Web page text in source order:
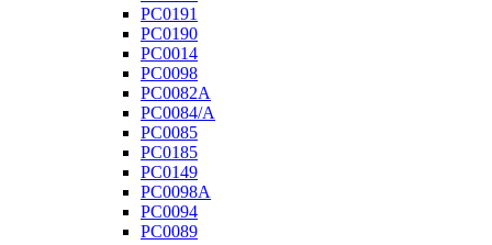
PC0191
PC0190
PC0014
PC0098
PC0082A
PC0084/A
PC0085
PC0185
PC0149
PC0098A
PC0094
PC0089